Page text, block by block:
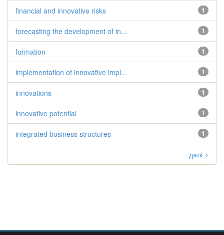
1
financial and innovative risks
1
forecasting the development of in...
1
formation
1
implementation of innovative impl...
1
innovations
1
innovative potential
1
integrated business structures
далі >